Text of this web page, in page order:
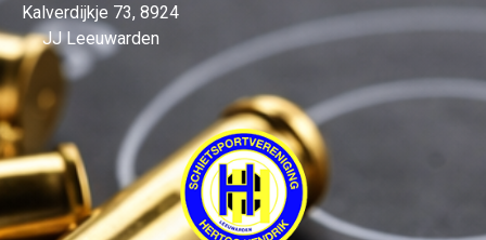
Kalverdijkje 73, 8924
JJ Leeuwarden